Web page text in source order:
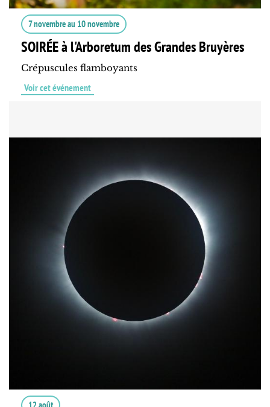
7 novembreau 10 novembre
SOIRÉE à l'Arboretum des Grandes Bruyères
Crépuscules flamboyants
Voir cet événement